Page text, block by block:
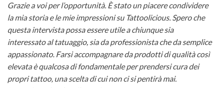
Grazie a voi per l’opportunità. È stato un piacere condividere
la mia storia e le mie impressioni su Tattoolicious. Spero che
questa intervista possa essere utile a chiunque sia
interessato al tatuaggio, sia da professionista che da semplice
appassionato. Farsi accompagnare da prodotti di qualità così
elevata è qualcosa di fondamentale per prendersi cura dei
propri tattoo, una scelta di cui non ci si pentirà mai.